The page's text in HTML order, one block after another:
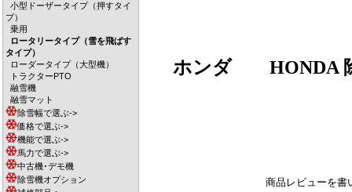
小型ドーザータイプ（押すタイ
プ）
乗用
ロータリータイプ（雪を飛ばす
タイプ）
ローダータイプ（大型機）
トラクターPTO
融雪機
融雪マット
除雪幅で選ぶ->
価格で選ぶ->
機能で選ぶ->
馬力で選ぶ->
中古機･デモ機
除雪機オプション
ホンダ HONDA
商品レビューを書